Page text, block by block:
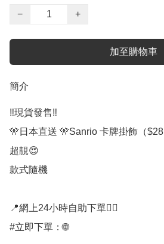
−
+
加至購物車
簡介
‼️現貨發售‼️
🎌日本直送 🎌Sanrio 卡牌掛飾（$28
超靚😍
款式隨機
📍網上24小時自助下單👍🏻
#立即下單：🌐